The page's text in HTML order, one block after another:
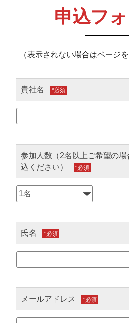
申込フ
（表示されない場合はページ
貴社名 *
参加人数（2名以上ご希望の場
込ください）
*
氏名 *
メールアドレス *